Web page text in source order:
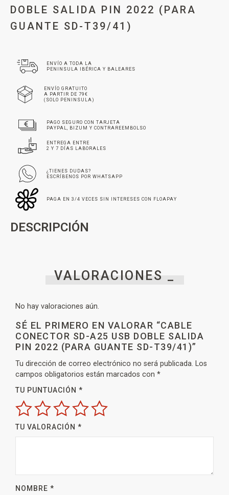
DOBLE SALIDA PIN 2022 (PARA
GUANTE SD-T39/41)
ENVÍO A TODA LA
PENINSULA IBÉRICA Y BALEARES
ENVÍO GRATUITO
A PARTIR DE 79€
(SOLO PENINSULA)
PAGO SEGURO CON TARJETA
PAYPAL, BIZUM Y CONTRAREEMBOLSO
ENTREGA ENTRE
2 Y 7 DÍAS LABORALES
¿TIENES DUDAS?
ESCRÍBENOS POR WHATSAPP
PAGA EN 3/4 VECES SIN INTERESES CON FLOAPAY
DESCRIPCIÓN
VALORACIONES _
No hay valoraciones aún.
SÉ EL PRIMERO EN VALORAR “CABLE
CONECTOR SD-A25 USB DOBLE SALIDA
PIN 2022 (PARA GUANTE SD-T39/41)”
Tu dirección de correo electrónico no será publicada. Los
campos obligatorios están marcados con *
TU PUNTUACIÓN *
TU VALORACIÓN *
NOMBRE *